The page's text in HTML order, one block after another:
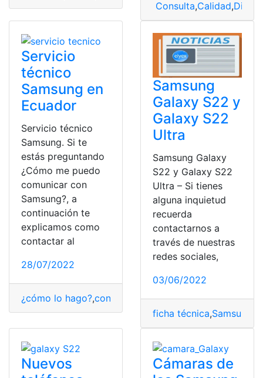
Consulta,Calidad,
Servicio
técnico
Samsung en
Ecuador
Servicio técnico
Samsung. Si te
estás preguntando
¿Cómo me puedo
comunicar con
Samsung?, a
continuación te
explicamos como
contactar al
28/07/2022
¿cómo lo hago?,contacto Ecuador,Samsung,Servicio
Samsung
Galaxy S22 y
Galaxy S22
Ultra
Samsung Galaxy
S22 y Galaxy S22
Ultra – Si tienes
alguna inquietud
recuerda
contactarnos a
través de nuestras
redes sociales,
03/06/2022
ficha técnica,Samsung
Nuevos
Cámaras de